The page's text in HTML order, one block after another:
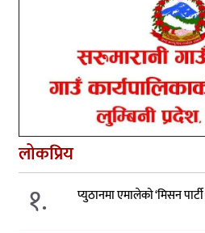
लोकप्रिय
१. प्युठानमा एमालेको ‘मिसन